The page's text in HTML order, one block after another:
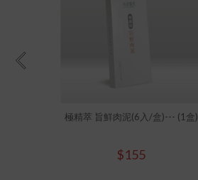
極精萃 旨鮮肉泥(6入/盒)--- (1盒)
$155